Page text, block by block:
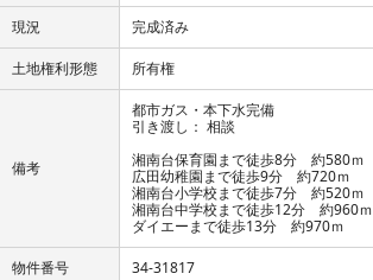
現況
完成済み
土地権利形態 所有権
備考
都市ガス・本下水完備
引き渡し： 相談
湘南台保育園まで徒歩8分 約580ｍ
広田幼稚園まで徒歩9分 約720ｍ
湘南台小学校まで徒歩7分 約520ｍ
湘南台中学校まで徒歩12分 約960ｍ
ダイエーまで徒歩13分 約970ｍ
物件番号 34-31817